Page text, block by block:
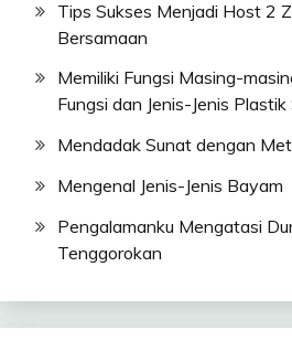
Tips Sukses Menjadi Host 2
Bersamaan
Memiliki Fungsi Masing-
Fungsi dan Jenis-Jenis Plastik
Mendadak Sunat dengan
Mengenal Jenis-Jenis Bayam
Pengalamanku Mengatasi
Tenggorokan